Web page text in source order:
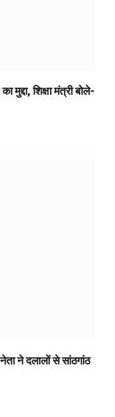
मुद्दा, शिक्षा मंत्री बोले-
ने दलालों से सांठगांठ